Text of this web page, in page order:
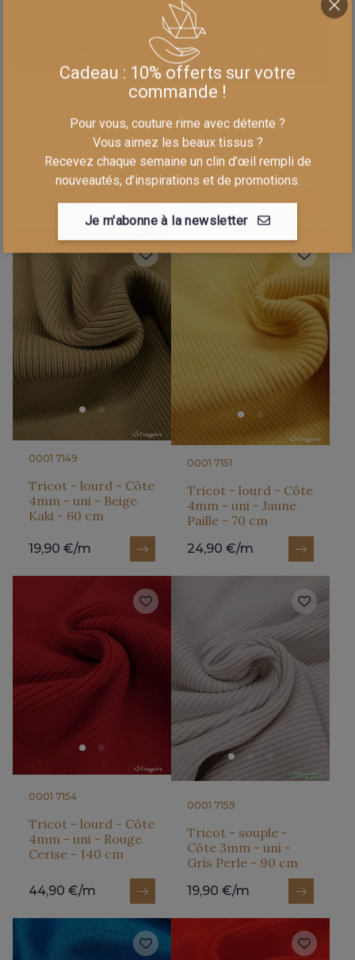
Tricot - medium -
Côte 3mm - uni -
Bleu Acier - 130 cm
34,90 €/m
0001 7138
Tricot - medium -
Côte 3mm - uni -
Bleu Mozaïque - 100
24,90 €/m
0001 7149
Tricot - lourd - Côte
4mm - uni - Beige
Kaki - 60 cm
19,90 €/m
0001 7151
Tricot - lourd - Côte
4mm - uni - Jaune
Paille - 70 cm
24,90 €/m
0001 7154
Tricot - lourd - Côte
4mm - uni - Rouge
Cerise - 140 cm
44,90 €/m
0001 7159
Tricot - souple -
Côte 3mm - uni -
Gris Perle - 90 cm
19,90 €/m
Cadeau : 10% offerts sur votre
commande !
Pour vous, couture rime avec détente ?
Vous aimez les beaux tissus ?
Recevez chaque semaine un clin d’œil rempli de
nouveautés, d’inspirations et de promotions.
Je m'abonne à la newsletter